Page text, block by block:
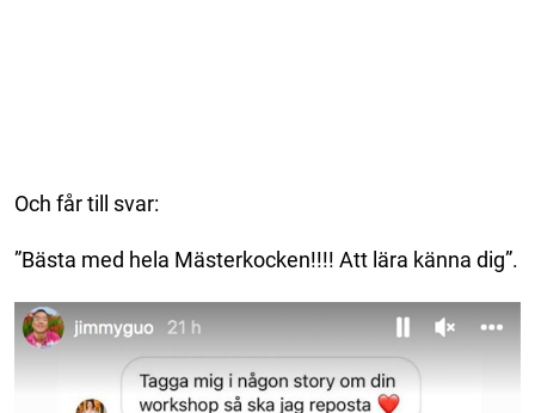
Och får till svar:
”Bästa med hela Mästerkocken!!!! Att lära känna dig”.